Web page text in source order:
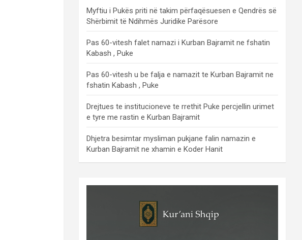
Myftiu i Pukës priti në takim përfaqësuesen e Qendrës së
Shërbimit të Ndihmës Juridike Parësore
Pas 60-vitesh falet namazi i Kurban Bajramit ne fshatin
Kabash , Puke
Pas 60-vitesh u be falja e namazit te Kurban Bajramit ne
fshatin Kabash , Puke
Drejtues te institucioneve te rrethit Puke percjellin urimet
e tyre me rastin e Kurban Bajramit
Dhjetra besimtar mysliman pukjane falin namazin e
Kurban Bajramit ne xhamin e Koder Hanit